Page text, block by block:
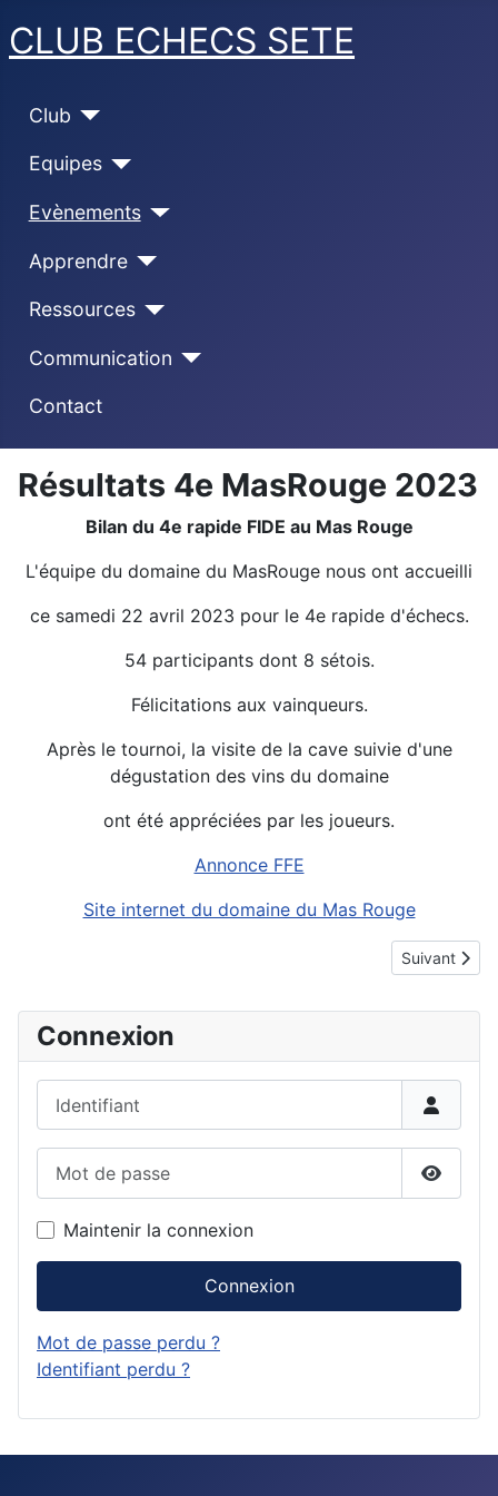
CLUB ECHECS SETE
Club
Equipes
Evènements
Apprendre
Ressources
Communication
Contact
Résultats 4e MasRouge 2023
Bilan du 4e rapide FIDE au Mas Rouge
L'équipe du domaine du MasRouge nous ont accueilli
ce samedi 22 avril 2023 pour le 4e rapide d'échecs.
54 participants dont 8 sétois.
Félicitations aux vainqueurs.
Après le tournoi, la visite de la cave suivie d'une
dégustation des vins du domaine
ont été appréciées par les joueurs.
Annonce FFE
Site internet du domaine du Mas Rouge
Article
Suivant
Connexion
Maintenir la connexion
Connexion
Mot de passe perdu ?
Identifiant perdu ?